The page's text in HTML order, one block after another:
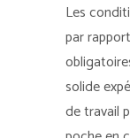
Les
par
solide
de travail